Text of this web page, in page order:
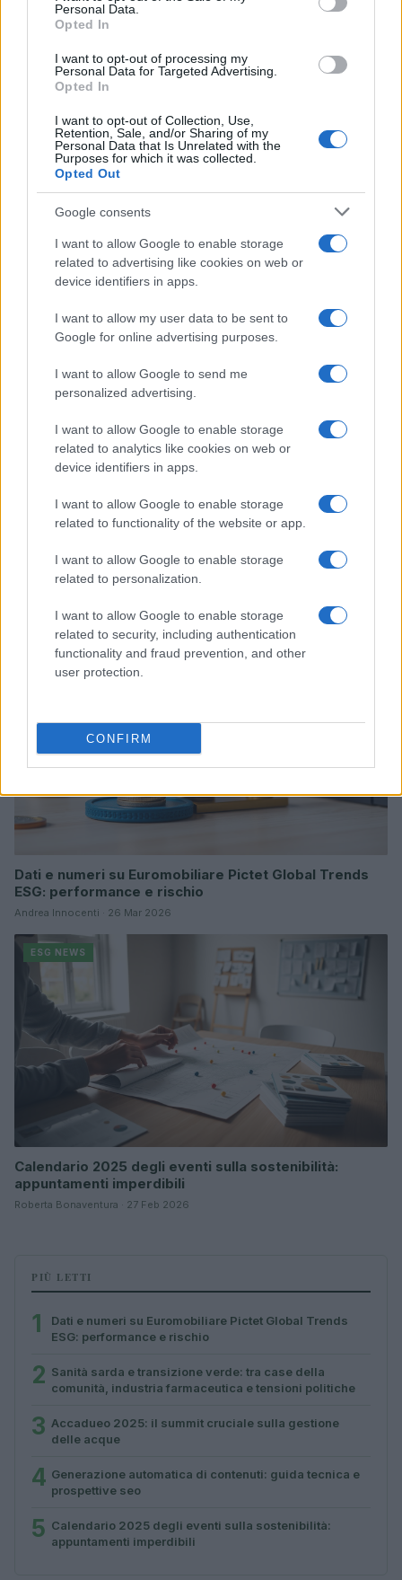
Personal Data.
Opted In
I want to opt-out of processing my
Personal Data for Targeted Advertising.
Opted In
I want to opt-out of Collection, Use,
Retention, Sale, and/or Sharing of my
Personal Data that Is Unrelated with the
Purposes for which it was collected.
Opted Out
Google consents
I want to allow Google to enable storage
related to advertising like cookies on web or
device identifiers in apps.
I want to allow my user data to be sent to
Google for online advertising purposes.
I want to allow Google to send me
personalized advertising.
I want to allow Google to enable storage
related to analytics like cookies on web or
device identifiers in apps.
I want to allow Google to enable storage
related to functionality of the website or app.
I want to allow Google to enable storage
related to personalization.
I want to allow Google to enable storage
related to security, including authentication
functionality and fraud prevention, and other
user protection.
CONFIRM
Continua a leggere
ESG NEWS
Sanità sarda e transizione verde: tra case della
Ilaria Galli · 15 Giu 2026
ESG NEWS
Dati e numeri su Euromobiliare Pictet Global Trends
ESG: performance e rischio
Andrea Innocenti · 26 Mar 2026
ESG NEWS
Calendario 2025 degli eventi sulla sostenibilità:
appuntamenti imperdibili
Roberta Bonaventura · 27 Feb 2026
PIÙ LETTI
1
Dati e numeri su Euromobiliare Pictet Global Trends
ESG: performance e rischio
2 Sanità sarda e transizione verde: tra case della
comunità, industria farmaceutica e tensioni politiche
3 Accadueo 2025: il summit cruciale sulla gestione
delle acque
4 Generazione automatica di contenuti: guida tecnica e
prospettive seo
5 Calendario 2025 degli eventi sulla sostenibilità:
appuntamenti imperdibili